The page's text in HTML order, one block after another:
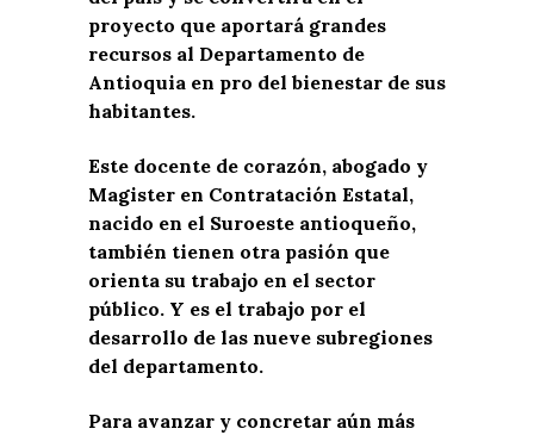
proyecto que aportará grandes
recursos al Departamento de
Antioquia en pro del bienestar de sus
habitantes.
Este docente de corazón, abogado y
Magister en Contratación Estatal,
nacido en el Suroeste antioqueño,
también tienen otra pasión que
orienta su trabajo en el sector
público. Y es el trabajo por el
desarrollo de las nueve subregiones
del departamento.
Para avanzar y concretar aún más